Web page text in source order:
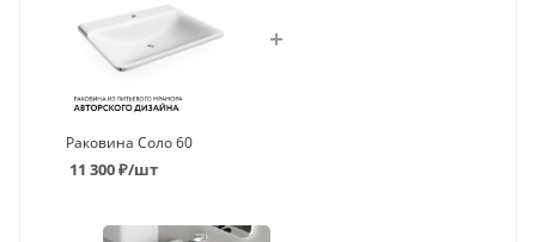
Раковина Соло 60
11 300₽/шт